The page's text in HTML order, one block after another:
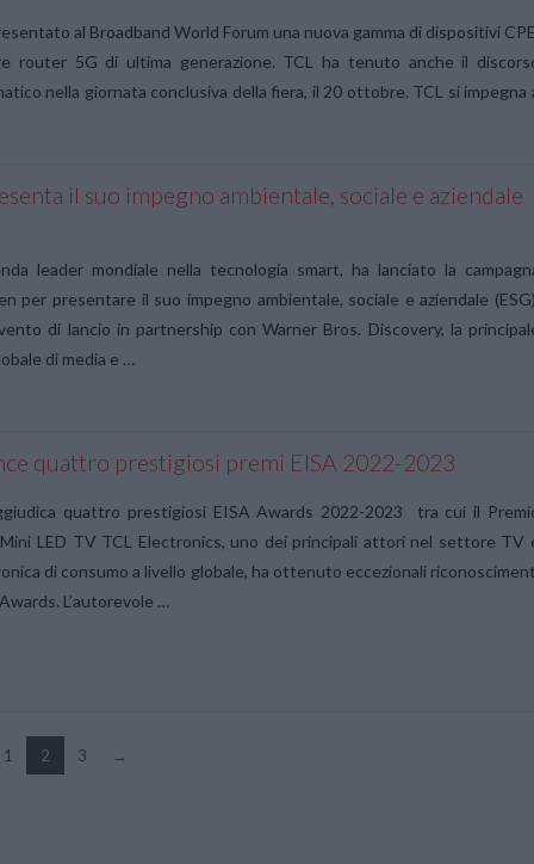
al Broadband World Forum una nuova gamma di dispositivi
router 5G di ultima generazione. TCL ha tenuto anche il
nella giornata conclusiva della fiera, il 20 ottobre. TCL si impegna
il suo impegno ambientale, sociale e aziendale
leader mondiale nella tecnologia smart, ha lanciato la
per presentare il suo impegno ambientale, sociale e aziendale
di lancio in partnership con Warner Bros. Discovery, la
di media e …
quattro prestigiosi premi EISA 2022-2023
quattro prestigiosi EISA Awards 2022-2023 tra cui il
Mini LED TV TCL Electronics, uno dei principali attori nel settore TV
di consumo a livello globale, ha ottenuto eccezionali
L’autorevole …
1 2 3 →